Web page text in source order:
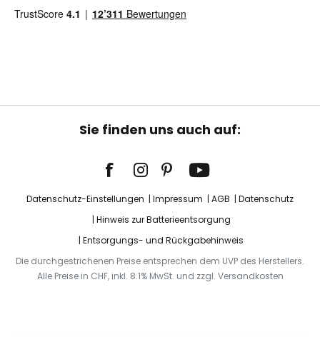
Sie finden uns auch auf:
Datenschutz-Einstellungen Impressum AGB
Datenschutz
Hinweis zur Batterieentsorgung
Entsorgungs- und Rückgabehinweis
Die durchgestrichenen Preise entsprechen dem UVP des Herstellers.
Alle Preise in CHF, inkl. 8.1% MwSt. und zzgl. Versandkosten